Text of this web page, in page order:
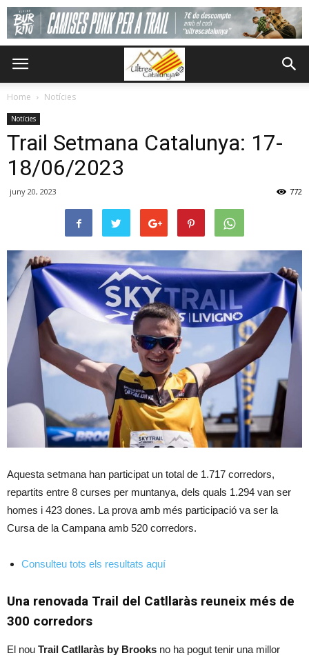
Home Notícies
Notícies
Trail Setmana Catalunya: 17-
18/06/2023
juny 20, 2023 772
Aquesta setmana han participat un total de 1.717 corredors,
repartits entre 8 curses per muntanya, dels quals 1.294 van ser
homes i 423 dones. La prova amb més participació va ser la
Cursa de la Campana amb 520 corredors.
Consulteu tots els resultats aquí
Una renovada Trail del Catllaràs reuneix més de
300 corredors
El nou Trail Catllaràs by Brooks no ha pogut tenir una millor